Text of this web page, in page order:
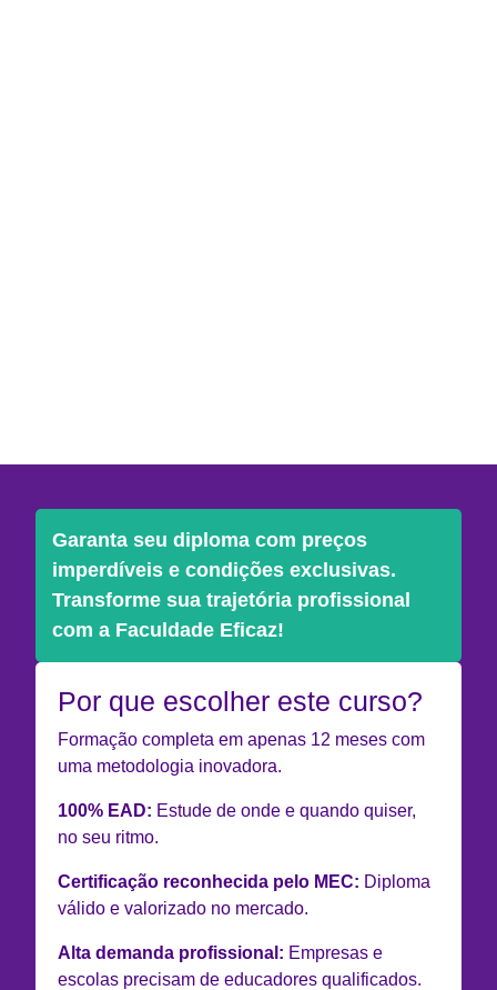
Garanta seu diploma com preços
imperdíveis e condições exclusivas.
Transforme sua trajetória profissional
com a Faculdade Eficaz!
Por que escolher este curso?
Formação completa em apenas 12 meses com
uma metodologia inovadora.
100% EAD: Estude de onde e quando quiser,
no seu ritmo.
Certificação reconhecida pelo MEC: Diploma
válido e valorizado no mercado.
Alta demanda profissional: Empresas e
escolas precisam de educadores qualificados.